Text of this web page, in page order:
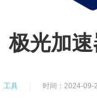
极光加
工具 时间：2024-09-